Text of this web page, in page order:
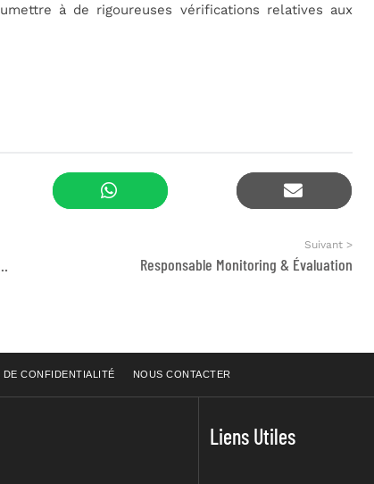
à de rigoureuses vérifications relatives aux
Suivant >
Responsable Monitoring & Évaluation
DE CONFIDENTIALITÉ NOUS CONTACTER
Liens Utiles